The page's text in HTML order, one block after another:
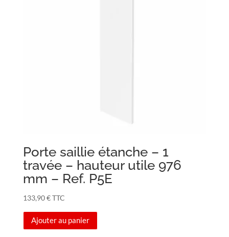
Porte saillie étanche – 1
travée – hauteur utile 976
mm – Ref. P5E
133,90€TTC
Ajouter au panier